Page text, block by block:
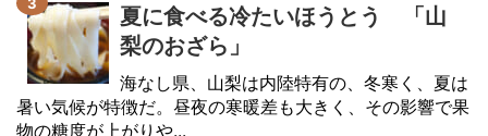
夏に食べる冷たいほうとう 「山
梨のおざら」
海なし県、山梨は内陸特有の、冬寒く、夏は
暑い気候が特徴だ。昼夜の寒暖差も大きく、その影響で果
物の糖度が上がりや...